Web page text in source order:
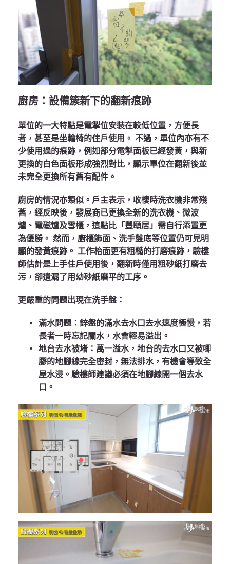
廚房：設備簇新下的翻新痕跡
單位的一大特點是電掣位安裝在較低位置，方便長
者，甚至是坐輪椅的住戶使用。 不過，單位內亦有不
少使用過的痕跡，例如部分電掣面板已經發黃，與新
更換的白色面板形成強烈對比，顯示單位在翻新後並
未完全更換所有舊有配件。
廚房的情況亦類似。戶主表示，收樓時洗衣機非常殘
舊，經反映後，發展商已更換全新的洗衣機、微波
爐、電磁爐及雪櫃，這點比「豐頤居」需自行添置更
為優勝。 然而，廚櫃飾面、洗手盤底等位置仍可見明
顯的發黃痕跡。 工作枱面更有粗糙的打磨痕跡，驗樓
師估計是上手住戶使用後，翻新時僅用粗砂紙打磨去
污，卻遺漏了用幼砂紙磨平的工序。
更嚴重的問題出現在洗手盤：
滿水問題：鋅盤的滿水去水口去水速度極慢，若
長者一時忘記關水，水會輕易溢出。
地台去水被堵 ：萬一溢水，地台的去水口又被唧
膠的地腳線完全密封，無法排水，有機會導致全
屋水浸。驗樓師建議必須在地腳線開一個去水
口。